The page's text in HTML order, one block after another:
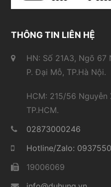
THÔNG TIN LIÊN HỆ
HN: Số 21A3, Ngõ 67
P. Đại Mỗ, TP.Hà Nội.
HCM: 215/56 Nguyễn
TP.HCM.
02873000246
Hotline/Zalo:
19006069